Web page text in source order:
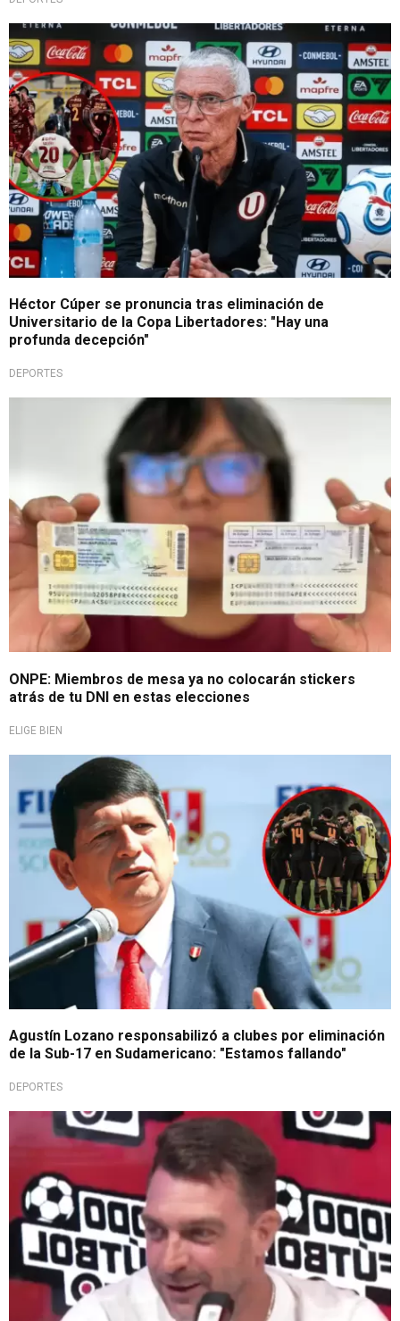
En conferencia de prensa
Héctor Cúper se pronuncia tras eliminación de
Universitario de la Copa Libertadores: "Hay una
profunda decepción"
DEPORTES
ONPE: Miembros de mesa ya no colocarán stickers
atrás de tu DNI en estas elecciones
ELIGE BIEN
Apunta contra equipos
Agustín Lozano responsabilizó a clubes por eliminación
de la Sub-17 en Sudamericano: "Estamos fallando"
DEPORTES
Comparación polémica